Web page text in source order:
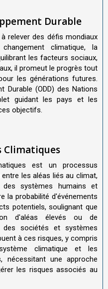
Durable
relever des défis mondiaux
climatique, la
les facteurs sociaux,
il promeut le progrès tout
les générations futures.
Durable (ODD) des Nations
guidant les pays et les
objectifs.
Climatiques
est un processus
les aléas liés au climat,
des systèmes humains et
la probabilité d'événements
potentiels, soulignant que
d'aléas élevés ou de
des sociétés et systèmes
à ces risques, y compris
climatique et les
nécessitant une approche
les risques associés au